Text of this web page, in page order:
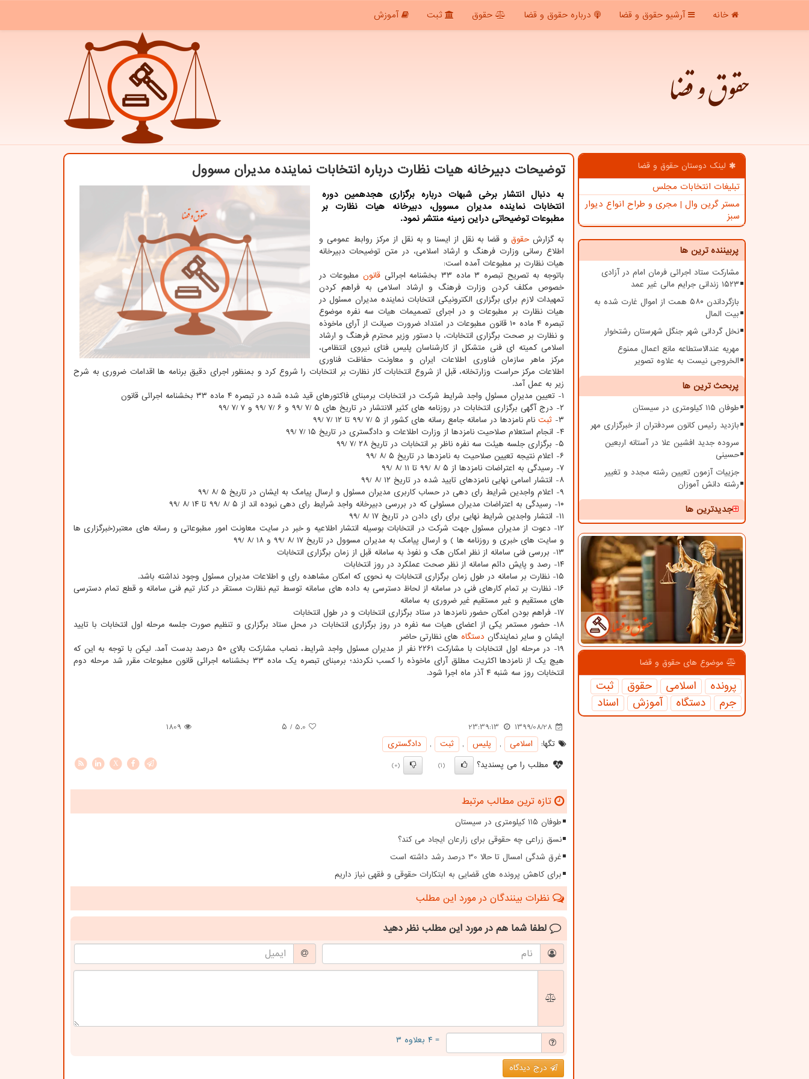
خانه آرشیو حقوق و قضا درباره حقوق و قضا حقوق ثبت آموزش
حقوق و قضا
لینک دوستان حقوق و قضا
تبلیغات انتخابات مجلس
مستر گرین وال | مجری و طراح انواع دیوار
سبز
پربیننده ترین ها
مشارکت ستاد اجرائی فرمان امام در آزادی
۱۵۲۳ زندانی جرایم مالی غیر عمد
بازگرداندن ۵۸۰ همت از اموال غارت شده به
بیت المال
نخل گردانی شهر جنگل شهرستان رشتخوار
مهریه عندالاستطاعه مانع اعمال ممنوع
الخروجی نیست به علاوه تصویر
پربحث ترین ها
طوفان ۱۱۵ کیلومتری در سیستان
بازدید رئیس کانون سردفتران از خبرگزاری مهر
سروده جدید افشین علا در آستانه اربعین
حسینی
جزییات آزمون تعیین رشته مجدد و تغییر
رشته دانش آموزان
جدیدترین ها
موضوع های حقوق و قضا
پرونده اسلامی حقوق
ثبت
جرم
دستگاه آموزش اسناد
توضیحات دبیرخانه هیات نظارت درباره انتخابات نماینده مدیران مسوول
به دنبال انتشار برخی شبهات درباره برگزاری هجدهمین دوره
انتخابات نماینده مدیران مسوول، دبیرخانه هیات نظارت بر
مطبوعات توضیحاتی دراین زمینه منتشر نمود.
به گزارشحقوق و قضا به نقل از ایسنا و به نقل از مرکز روابط عمومی و
اطلاع رسانی وزارت فرهنگ و ارشاد اسلامی، در متن توضیحات دبیرخانه
هیات نظارت بر مطبوعات آمده است:
باتوجه به تصریح تبصره ۳ ماده ۳۳ بخشنامه اجرائی
قانون مطبوعات در
خصوص مکلف کردن وزارت فرهنگ و ارشاد اسلامی به فراهم کردن
تمهیدات لازم برای برگزاری الکترونیکی انتخابات نماینده مدیران مسئول در
هیات نظارت بر مطبوعات و در اجرای تصمیمات هیات سه نفره موضوع
تبصره ۴ ماده ۱۰ قانون مطبوعات در امتداد ضرورت صیانت از آرای ماخوذه
و نظارت بر صحت برگزاری انتخابات، با دستور وزیر محترم فرهنگ و ارشاد
اسلامی کمیته ای فنی متشکل از کارشناسان پلیس فتای نیروی انتظامی،
مرکز ماهر سازمان فناوری اطلاعات ایران و معاونت حفاظت فناوری
اطلاعات مرکز حراست وزارتخانه، قبل از شروع انتخابات کار نظارت بر انتخابات را شروع کرد و بمنظور اجرای دقیق برنامه ها اقدامات ضروری به شرح
زیر به عمل آمد.
۱- تعیین مدیران مسئول واجد شرایط شرکت در انتخابات برمبنای فاکتورهای قید شده شده در تبصره ۴ ماده ۳۳ بخشنامه اجرائی قانون
۲- درج آگهی برگزاری انتخابات در روزنامه های کثیر الانتشار در تاریخ های ۵ /۷ /۹۹ و ۶ /۷ /۹۹ و ۷ /۷ /۹۹
۳- ثبت نام نامزدها در سامانه جامع رسانه های کشور از ۵ /۷ /۹۹ تا ۱۲ /۷ /۹۹
۴- انجام استعلام صلاحیت نامزدها از وزارت اطلاعات و دادگستری در تاریخ ۱۵ /۷ /۹۹
۵- برگزاری جلسه هیئت سه نفره ناظر بر انتخابات در تاریخ ۲۸ /۷ /۹۹
۶- اعلام نتیجه تعیین صلاحیت به نامزدها در تاریخ ۵ /۸ /۹۹
۷- رسیدگی به اعتراضات نامزدها از ۵ /۸ /۹۹ تا ۱۱ /۸ /۹۹
۸- انتشار اسامی نهایی نامزدهای تایید شده در تاریخ ۱۲ /۸ /۹۹
۹- اعلام واجدین شرایط رای دهی در حساب کاربری مدیران مسئول و ارسال پیامک به ایشان در تاریخ ۵ /۸ /۹۹
۱۰- رسیدگی به اعتراضات مدیران مسئولی که در بررسی دبیرخانه واجد شرایط رای دهی نبوده اند از ۵ /۸ /۹۹ تا ۱۴ /۸ /۹۹
۱۱- انتشار واجدین شرایط نهایی برای رای دادن در تاریخ ۱۷ /۸ /۹۹
۱۲- دعوت از مدیران مسئول جهت شرکت در انتخابات بوسیله انتشار اطلاعیه و خبر در سایت معاونت امور مطبوعاتی و رسانه های معتبر(خبرگزاری ها
و سایت های خبری و روزنامه ها ) و ارسال پیامک به مدیران مسوول در تاریخ ۱۷ /۸ /۹۹ و ۱۸ /۸ /۹۹
۱۳- بررسی فنی سامانه از نظر امکان هک و نفوذ به سامانه قبل از زمان برگزاری انتخابات
۱۴- رصد و پایش دائم سامانه از نظر صحت عملکرد در روز انتخابات
۱۵- نظارت بر سامانه در طول زمان برگزاری انتخابات به نحوی که امکان مشاهده رای و اطلاعات مدیران مسئول وجود نداشته باشد.
۱۶- نظارت بر تمام کارهای فنی در سامانه از لحاظ دسترسی به داده های سامانه توسط تیم نظارت مستقر در کنار تیم فنی سامانه و قطع تمام دسترسی
های مستقیم و غیر مستقیم غیر ضروری به سامانه
۱۷- فراهم بودن امکان حضور نامزدها در ستاد برگزاری انتخابات و در طول انتخابات
۱۸- حضور مستمر یکی از اعضای هیات سه نفره در روز برگزاری انتخابات در محل ستاد برگزاری و تنظیم صورت جلسه مرحله اول انتخابات با تایید
ایشان و سایر نمایندگان دستگاه های نظارتی حاضر
۱۹- در مرحله اول انتخابات با مشارکت ۲۲۶۱ نفر از مدیران مسئول واجد شرایط، نصاب مشارکت بالای ۵۰ درصد بدست آمد. لیکن با توجه به این که
هیچ یک از نامزدها اکثریت مطلق آرای ماخوذه را کسب نکردند؛ برمبنای تبصره یک ماده ۳۳ بخشنامه اجرائی قانون مطبوعات مقرر شد مرحله دوم
انتخابات روز سه شنبه ۴ آذر ماه اجرا شود.
1399/08/28
23:39:13
5.0 / ۵
1809
تگها:
اسلامی , پلیس , ثبت ,
دادگستری
مطلب را می پسندید؟
(1)
(0)
X
تازه ترین مطالب مرتبط
طوفان ۱۱۵ کیلومتری در سیستان
نسق زراعی چه حقوقی برای زارعان ایجاد می کند؟
غرق شدگی امسال تا حالا 30 درصد رشد داشته است
برای کاهش پرونده های قضایی به ابتکارات حقوقی و فقهی نیاز داریم
نظرات بینندگان در مورد این مطلب
لطفا شما هم در مورد این مطلب نظر دهید
= ۴ بعلاوه ۳
درج دیدگاه